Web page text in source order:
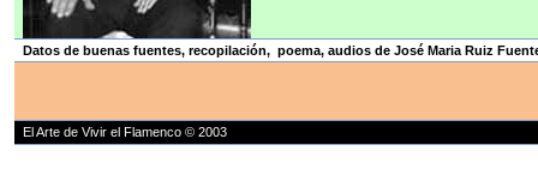
Datos de buenas fuentes, recopilación, poema, audios de José Maria Ruiz
El Arte de Vivir el Flamenco © 2003